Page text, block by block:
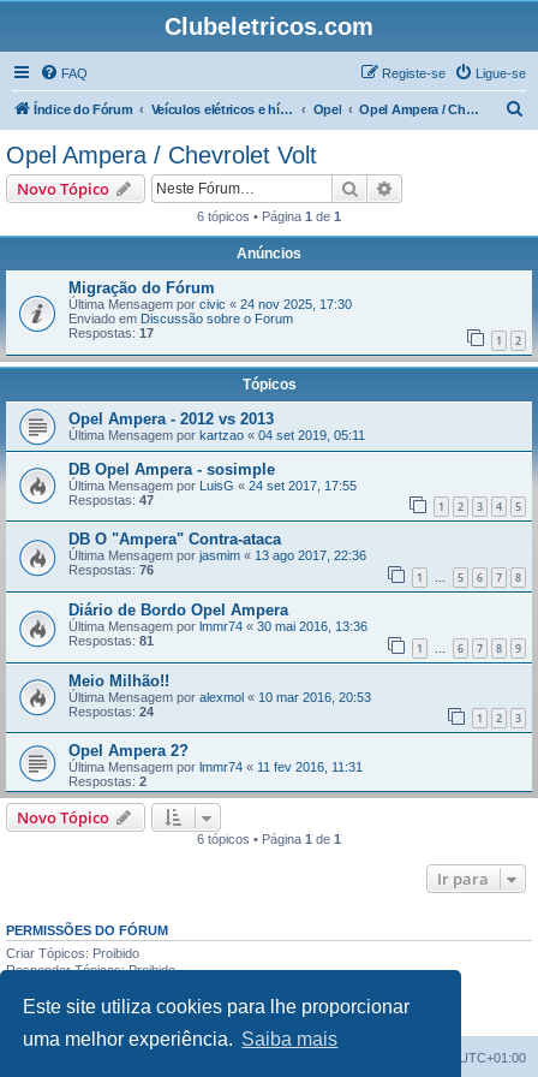
Este site utiliza cookies para lhe proporcionar
uma melhor experiência. Saiba mais
Clubeletricos.com
FAQ Ligue-se
Registe-se
Índice do Fórum Veículos elétricos e híbridos plug-in Opel Opel Ampera / Chevrolet Volt
Opel Ampera / Chevrolet Volt
Novo Tópico Pesquisar
6 tópicos • Página 1 de 1
Anúncios
Migração do Fórum
Última Mensagem por civic « 24 nov 2025, 17:30
Enviado em Discussão sobre o Forum
Respostas: 17 1 2
Tópicos
Opel Ampera - 2012 vs 2013
Última Mensagem por kartzao « 04 set 2019, 05:11
DB Opel Ampera - sosimple
Última Mensagem por LuisG « 24 set 2017, 17:55
Respostas: 47 1 2 3 4 5
DB O "Ampera" Contra-ataca
Última Mensagem por jasmim « 13 ago 2017, 22:36
Respostas: 76 1 ... 5 6 7 8
Diário de Bordo Opel Ampera
Última Mensagem por lmmr74 « 30 mai 2016, 13:36
Respostas: 81 1 ... 6 7 8 9
Meio Milhão!!
Última Mensagem por alexmol « 10 mar 2016, 20:53
Respostas: 24 1 2 3
Opel Ampera 2?
Última Mensagem por lmmr74 « 11 fev 2016, 11:31
Respostas: 2
Novo Tópico
6 tópicos • Página 1 de 1
Ir para
PERMISSÕES DO FÓRUM
Criar Tópicos: Proibido
Responder Tópicos: Proibido
Apagar Mensagens: Proibido
UTC+01:00